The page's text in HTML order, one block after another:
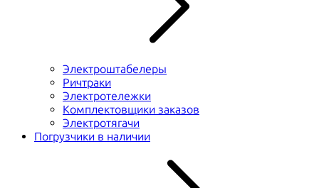
Электроштабелеры
Ричтраки
Электротележки
Комплектовщики заказов
Электротягачи
Погрузчики в наличии